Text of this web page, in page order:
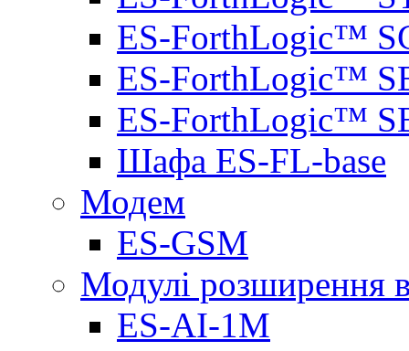
ES-ForthLogic™
ES-ForthLogic™
ES-ForthLogic™
Шафа ES-FL-base
Модем
ES-GSM
Модулі розширення
ES-AI-1M